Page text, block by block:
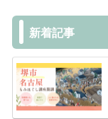
新着記事